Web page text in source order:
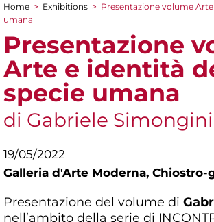
You are here
Home > Exhibitions > Presentazione volume
umana
Presentazione
Arte e identità
specie umana
di Gabriele Simongini
19/05/2022
Galleria d'Arte Moderna, Chiostro-
Presentazione del volume di
nell’ambito della serie di